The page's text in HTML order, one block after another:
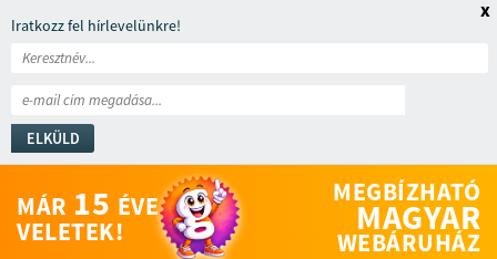
Iratkozz fel hírlevelünkre!
ELKÜLD
x
MÁR 15 ÉVE
VELETEK!
MEGBÍZHATÓ
MAGYAR
WEBÁRUHÁZ